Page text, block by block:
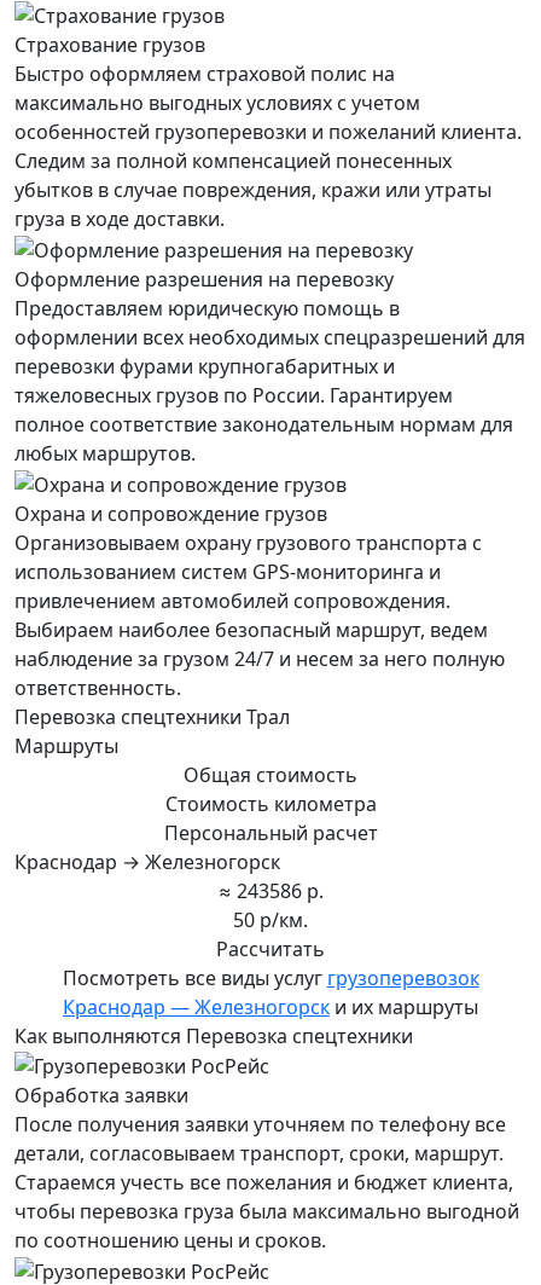
Страхование грузов
Быстро оформляем страховой полис на
максимально выгодных условиях с учетом
особенностей грузоперевозки и пожеланий клиента.
Следим за полной компенсацией понесенных
убытков в случае повреждения, кражи или утраты
груза в ходе доставки.
Оформление разрешения на перевозку
Предоставляем юридическую помощь в
оформлении всех необходимых спецразрешений для
перевозки фурами крупногабаритных и
тяжеловесных грузов по России. Гарантируем
полное соответствие законодательным нормам для
любых маршрутов.
Охрана и сопровождение грузов
Организовываем охрану грузового транспорта с
использованием систем GPS-мониторинга и
привлечением автомобилей сопровождения.
Выбираем наиболее безопасный маршрут, ведем
наблюдение за грузом 24/7 и несем за него полную
ответственность.
Перевозка спецтехники Трал
Маршруты
Общая стоимость
Стоимость километра
Персональный расчет
Краснодар → Железногорск
≈ 243586 р.
50 р/км.
Рассчитать
Посмотреть все виды услуг грузоперевозок
Краснодар — Железногорск и их маршруты
Как выполняются Перевозка спецтехники
Обработка заявки
После получения заявки уточняем по телефону все
детали, согласовываем транспорт, сроки, маршрут.
Стараемся учесть все пожелания и бюджет клиента,
чтобы перевозка груза была максимально выгодной
по соотношению цены и сроков.